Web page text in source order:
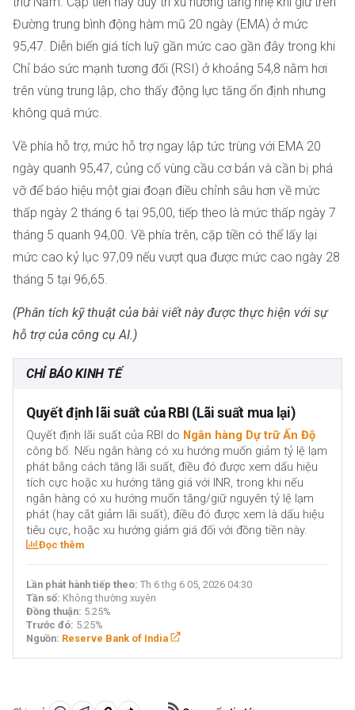
Đường trung bình động hàm mũ 20 ngày (EMA) ở mức
95,47. Diễn biến giá tích luỹ gần mức cao gần đây trong khi
Chỉ báo sức mạnh tương đối (RSI) ở khoảng 54,8 nằm hơi
trên vùng trung lập, cho thấy động lực tăng ổn định nhưng
không quá mức.
Về phía hỗ trợ, mức hỗ trợ ngay lập tức trùng với EMA 20
ngày quanh 95,47, củng cố vùng cầu cơ bản và cần bị phá
vỡ để báo hiệu một giai đoạn điều chỉnh sâu hơn về mức
thấp ngày 2 tháng 6 tại 95,00, tiếp theo là mức thấp ngày 7
tháng 5 quanh 94,00. Về phía trên, cặp tiền có thể lấy lại
mức cao kỷ lục 97,09 nếu vượt qua được mức cao ngày 28
tháng 5 tại 96,65.
(Phân tích kỹ thuật của bài viết này được thực hiện với sự
hỗ trợ của công cụ AI.)
CHỈ BÁO KINH TẾ
Quyết định lãi suất của RBI (Lãi suất mua lại)
Quyết định lãi suất của RBI do Ngân hàng Dự trữ Ấn Độ
công bố. Nếu ngân hàng có xu hướng muốn giảm tỷ lệ lạm
phát bằng cách tăng lãi suất, điều đó được xem dấu hiệu
tích cực hoặc xu hướng tăng giá với INR, trong khi nếu
ngân hàng có xu hướng muốn tăng/giữ nguyên tỷ lệ lạm
phát (hay cắt giảm lãi suất), điều đó được xem là dấu hiệu
tiêu cực, hoặc xu hướng giảm giá đối với đồng tiền này.
Đọc thêm
Lần phát hành tiếp theo: Th 6 thg 6 05, 2026 04:30
Tần số: Không thường xuyên
Đồng thuận: 5.25%
Trước đó: 5.25%
Nguồn: Reserve Bank of India